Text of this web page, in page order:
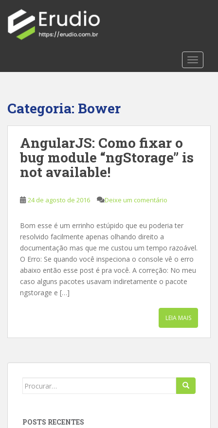
m
Categoria: Bower
AngularJS: Como fixar o
bug module “ngStorage” is
not available!
24 de agosto de 2016 Deixe um comentário
Bom esse é um errinho estúpido que eu poderia ter
resolvido facilmente apenas olhando direito a
documentação mas que me custou um tempo razoável.
O Erro: Se quando você inspeciona o console vê o erro
abaixo então esse post é pra você. A correção: No meu
caso alguns pacotes usavam indiretamente o pacote
ngstorage e […]
LEIA MAIS
Search
POSTS RECENTES